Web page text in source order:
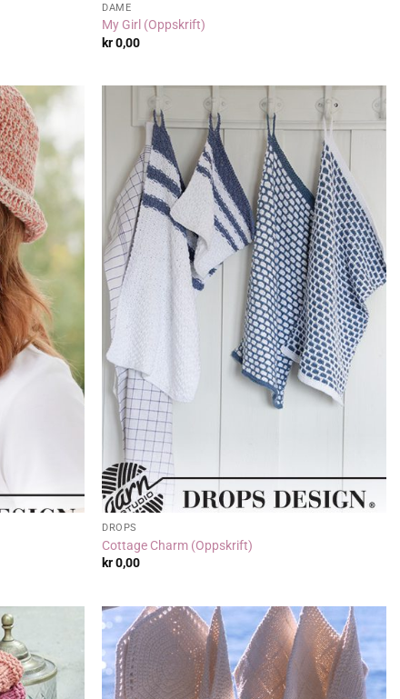
DAME
My Girl (Oppskrift)
kr0,00
DROPS
Cottage Charm (Oppskrift)
kr0,00